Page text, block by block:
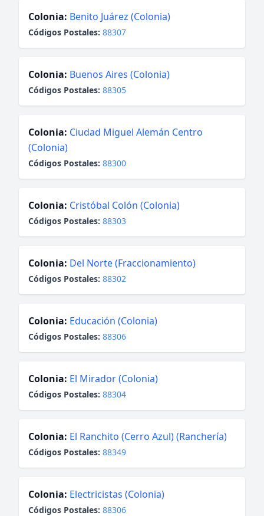
Colonia: Benito Juárez (Colonia)
Códigos Postales: 88307
Colonia: Buenos Aires (Colonia)
Códigos Postales: 88305
Colonia: Ciudad Miguel Alemán Centro
(Colonia)
Códigos Postales: 88300
Colonia: Cristóbal Colón (Colonia)
Códigos Postales: 88303
Colonia: Del Norte (Fraccionamiento)
Códigos Postales: 88302
Colonia: Educación (Colonia)
Códigos Postales: 88306
Colonia: El Mirador (Colonia)
Códigos Postales: 88304
Colonia: El Ranchito (Cerro Azul) (Ranchería)
Códigos Postales: 88349
Colonia: Electricistas (Colonia)
Códigos Postales: 88306